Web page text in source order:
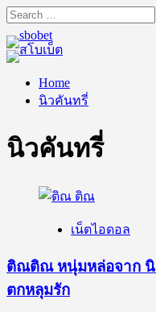
Search
for:
Home
นิวคันทรี่
นิวคันทรี่
เน็ตไอดอล
ติณติณ หนุ่มหล่อจาก นิ
ตกหลุมรัก